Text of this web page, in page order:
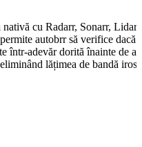
nativă cu Radarr, Sonarr,
autobrr să verifice dacă
într-adevăr dorită înainte de a
lățimea de bandă